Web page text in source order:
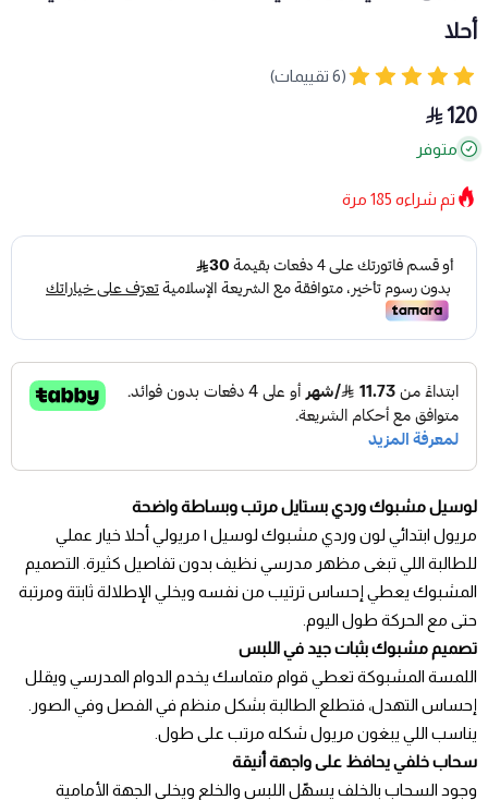
أحلا
(6 تقييمات)
120
متوفر
تم شراءه 185 مرة
لوسيل مشبوك وردي بستايل مرتب وبساطة واضحة
مريول ابتدائي لون وردي مشبوك لوسيل | مريولي أحلا خيار عملي
للطالبة اللي تبغى مظهر مدرسي نظيف بدون تفاصيل كثيرة. التصميم
المشبوك يعطي إحساس ترتيب من نفسه ويخلي الإطلالة ثابتة ومرتبة
حتى مع الحركة طول اليوم.
تصميم مشبوك بثبات جيد في اللبس
اللمسة المشبوكة تعطي قوام متماسك يخدم الدوام المدرسي ويقلل
إحساس التهدل، فتطلع الطالبة بشكل منظم في الفصل وفي الصور.
يناسب اللي يبغون مريول شكله مرتب على طول.
سحاب خلفي يحافظ على واجهة أنيقة
وجود السحاب بالخلف يسهّل اللبس والخلع ويخلي الجهة الأمامية